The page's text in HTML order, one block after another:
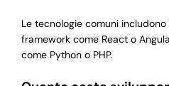
Le tecnologie comuni includono
framework come React o
come Python o PHP.